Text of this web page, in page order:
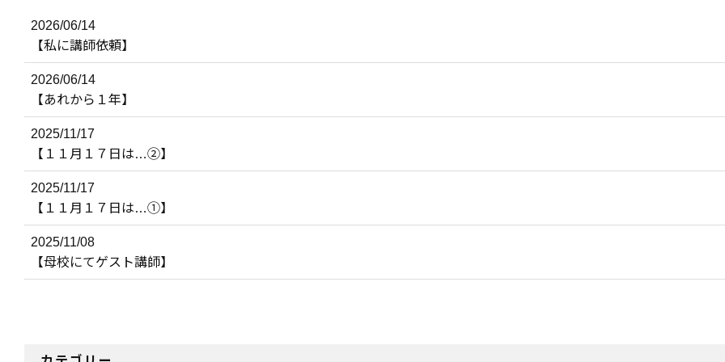
2026/06/14
【私に講師依頼】
2026/06/14
【あれから１年】
2025/11/17
【１１月１７日は…②】
2025/11/17
【１１月１７日は…①】
2025/11/08
【母校にてゲスト講師】